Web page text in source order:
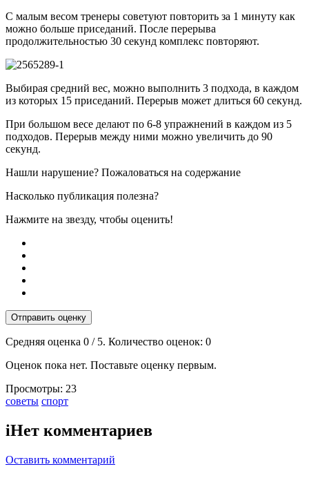
С малым весом тренеры советуют повторить за 1 минуту как
можно больше приседаний. После перерыва
продолжительностью 30 секунд комплекс повторяют.
Выбирая средний вес, можно выполнить 3 подхода, в каждом
из которых 15 приседаний. Перерыв может длиться 60 секунд.
При большом весе делают по 6-8 упражнений в каждом из 5
подходов. Перерыв между ними можно увеличить до 90
секунд.
Нашли нарушение? Пожаловаться на содержание
Насколько публикация полезна?
Нажмите на звезду, чтобы оценить!
Отправить оценку
Средняя оценка 0 / 5. Количество оценок: 0
Оценок пока нет. Поставьте оценку первым.
Просмотры: 23
Тэги:
советы спорт
iНет комментариев
Оставить комментарий